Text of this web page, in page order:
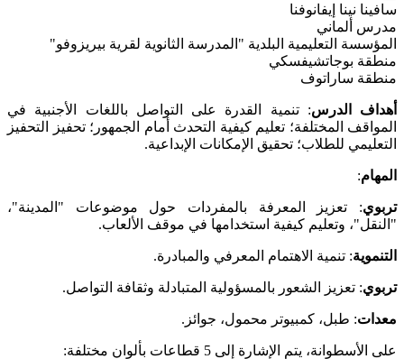
سافينا نينا إيفانوفنا
مدرس ألماني
المؤسسة التعليمية البلدية "المدرسة الثانوية لقرية بيريزوفو"
منطقة بوجاتشيفسكي
منطقة ساراتوف
أهداف الدرس: تنمية القدرة على التواصل باللغات الأجنبية في
المواقف المختلفة؛ تعليم كيفية التحدث أمام الجمهور؛ تحفيز التحفيز
التعليمي للطلاب؛ تحقيق الإمكانات الإبداعية.
المهام:
تربوي: تعزيز المعرفة بالمفردات حول موضوعات "المدينة"،
"النقل"، وتعليم كيفية استخدامها في موقف الألعاب.
التنموية: تنمية الاهتمام المعرفي والمبادرة.
تربوي: تعزيز الشعور بالمسؤولية المتبادلة وثقافة التواصل.
معدات: طبل، كمبيوتر محمول، جوائز.
على الأسطوانة، يتم الإشارة إلى 5 قطاعات بألوان مختلفة: